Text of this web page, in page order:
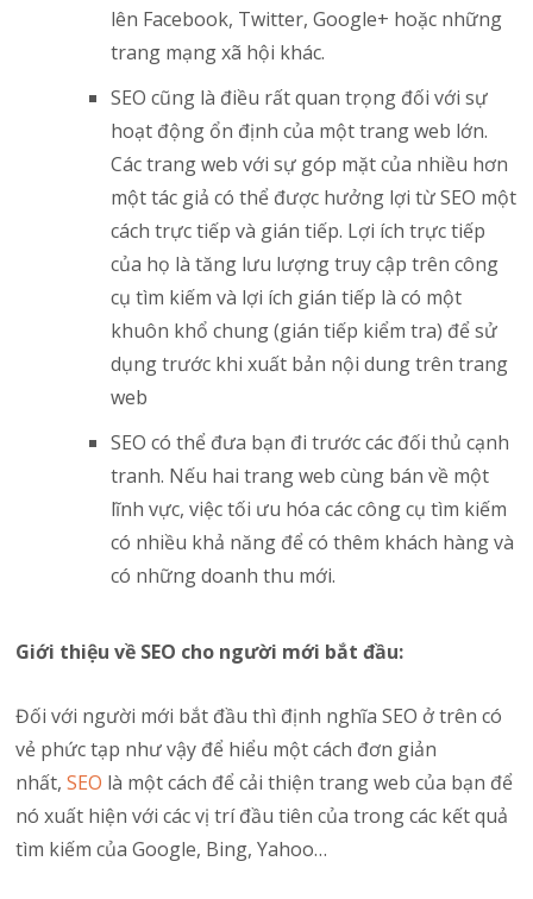
lên Facebook, Twitter, Google+ hoặc những
trang mạng xã hội khác.
SEO cũng là điều rất quan trọng đối với sự
hoạt động ổn định của một trang web lớn.
Các trang web với sự góp mặt của nhiều hơn
một tác giả có thể được hưởng lợi từ SEO một
cách trực tiếp và gián tiếp. Lợi ích trực tiếp
của họ là tăng lưu lượng truy cập trên công
cụ tìm kiếm và lợi ích gián tiếp là có một
khuôn khổ chung (gián tiếp kiểm tra) để sử
dụng trước khi xuất bản nội dung trên trang
web
SEO có thể đưa bạn đi trước các đối thủ cạnh
tranh. Nếu hai trang web cùng bán về một
lĩnh vực, việc tối ưu hóa các công cụ tìm kiếm
có nhiều khả năng để có thêm khách hàng và
có những doanh thu mới.
Giới thiệu về SEO cho người mới bắt đầu:
Đối với người mới bắt đầu thì định nghĩa SEO ở trên có
vẻ phức tạp như vậy để hiểu một cách đơn giản
nhất,SEO là một cách để cải thiện trang web của bạn để
nó xuất hiện với các vị trí đầu tiên của trong các kết quả
tìm kiếm của Google, Bing, Yahoo…